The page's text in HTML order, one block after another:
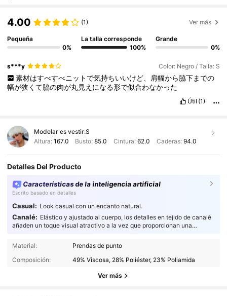
4.00 (1) Ver más
Pequeña
0%
La talla corresponde
100%
Grande
0%
s***y Color: Negro / Talla: S
素材はすべすべニットで気持ちいいけど、肩幅から脇下までの
幅が狭くて脇の肉が丸見えになる形で似合わなかった
Útil (1)
Modelar es vestir:S
Altura: 167.0 Busto:85.0 Cintura: 62.0 Caderas: 94.0
Detalles Del Producto
Características de la inteligencia artificial
Escrito basado en detalles
Casual: Look casual con un encanto natural.
Canalé: Elástico y ajustado al cuerpo, los detalles en tejido de canalé
añaden un toque visual atractivo a la vez que proporcionan una
Material:
Prendas de punto
Composición:
49% Viscosa, 28% Poliéster, 23% Poliamida
Ver más